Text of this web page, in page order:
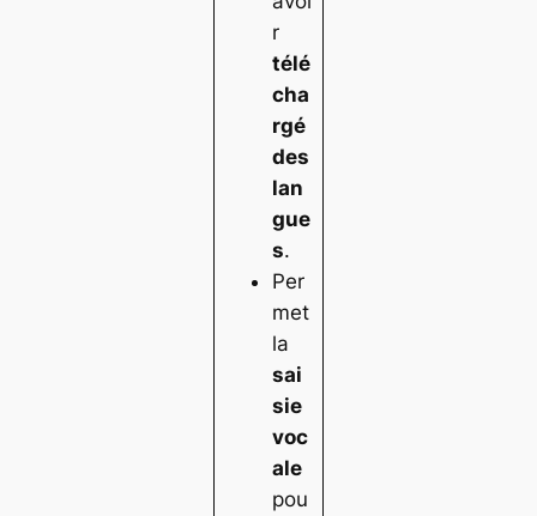
r
télé
cha
rgé
des
lan
gue
s.
Per
met
la
sai
sie
voc
ale
pou